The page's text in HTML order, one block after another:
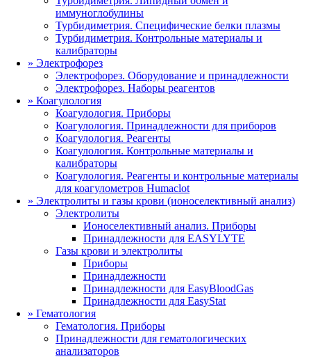
иммуноглобулины
Турбидиметрия. Специфические белки плазмы
Турбидиметрия. Контрольные материалы и
калибраторы
» Электрофорез
Электрофорез. Оборудование и принадлежности
Электрофорез. Наборы реагентов
» Коагулология
Коагулология. Приборы
Коагулология. Принадлежности для приборов
Коагулология. Реагенты
Коагулология. Контрольные материалы и
калибраторы
Коагулология. Реагенты и контрольные материалы
для коагулометров Humaclot
» Электролиты и газы крови (ионоселективный анализ)
Электролиты
Ионоселективный анализ. Приборы
Принадлежности для EASYLYTE
Газы крови и электролиты
Приборы
Принадлежности
Принадлежности для EasyBloodGas
Принадлежности для EasyStat
» Гематология
Гематология. Приборы
Принадлежности для гематологических
анализаторов